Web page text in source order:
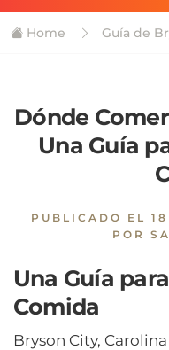
Home Guía de
Dónde
Una Guía
PUBLICADO EL
POR
Una Guía
Comida
Bryson City,